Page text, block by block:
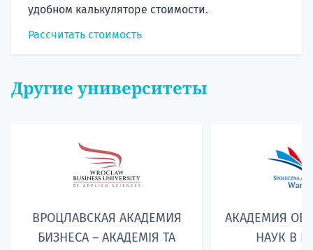
удобном калькуляторе стоимости.
Рассчитать стоимость
Другие университеты
ВРОЦЛАВСКАЯ АКАДЕМИЯ
БИЗНЕСА – АКАДЕМІЯ TA
АКАДЕМИЯ
НАУК В